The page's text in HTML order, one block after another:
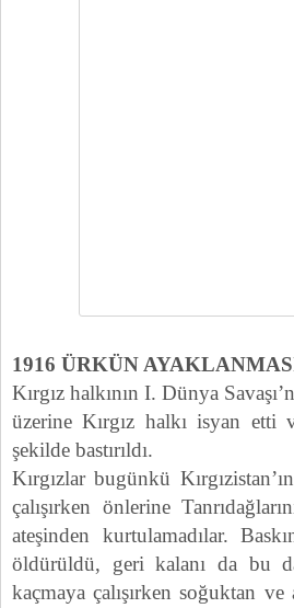
1916 ÜRKÜN
Kırgız halkının I. Dünya
üzerine Kırgız halkı isyan
şekilde bastırıldı.
Kırgızlar bugünkü
çalışırken önlerine
ateşinden kurtulamadılar.
öldürüldü, geri kalanı da bu
kaçmaya çalışırken soğuktan